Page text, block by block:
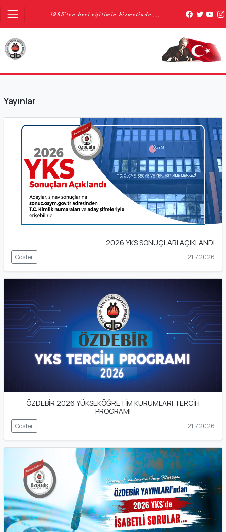
1985'ten beri eğitimin hizmetinde ...
Yayınlar
2026 YKS SONUÇLARI AÇIKLANDI
Göster 21.7.2026
ÖZDEBİR 2026 YÜKSEKÖĞRETİM KURUMLARI TERCİH
PROGRAMI
Göster 21.7.2026